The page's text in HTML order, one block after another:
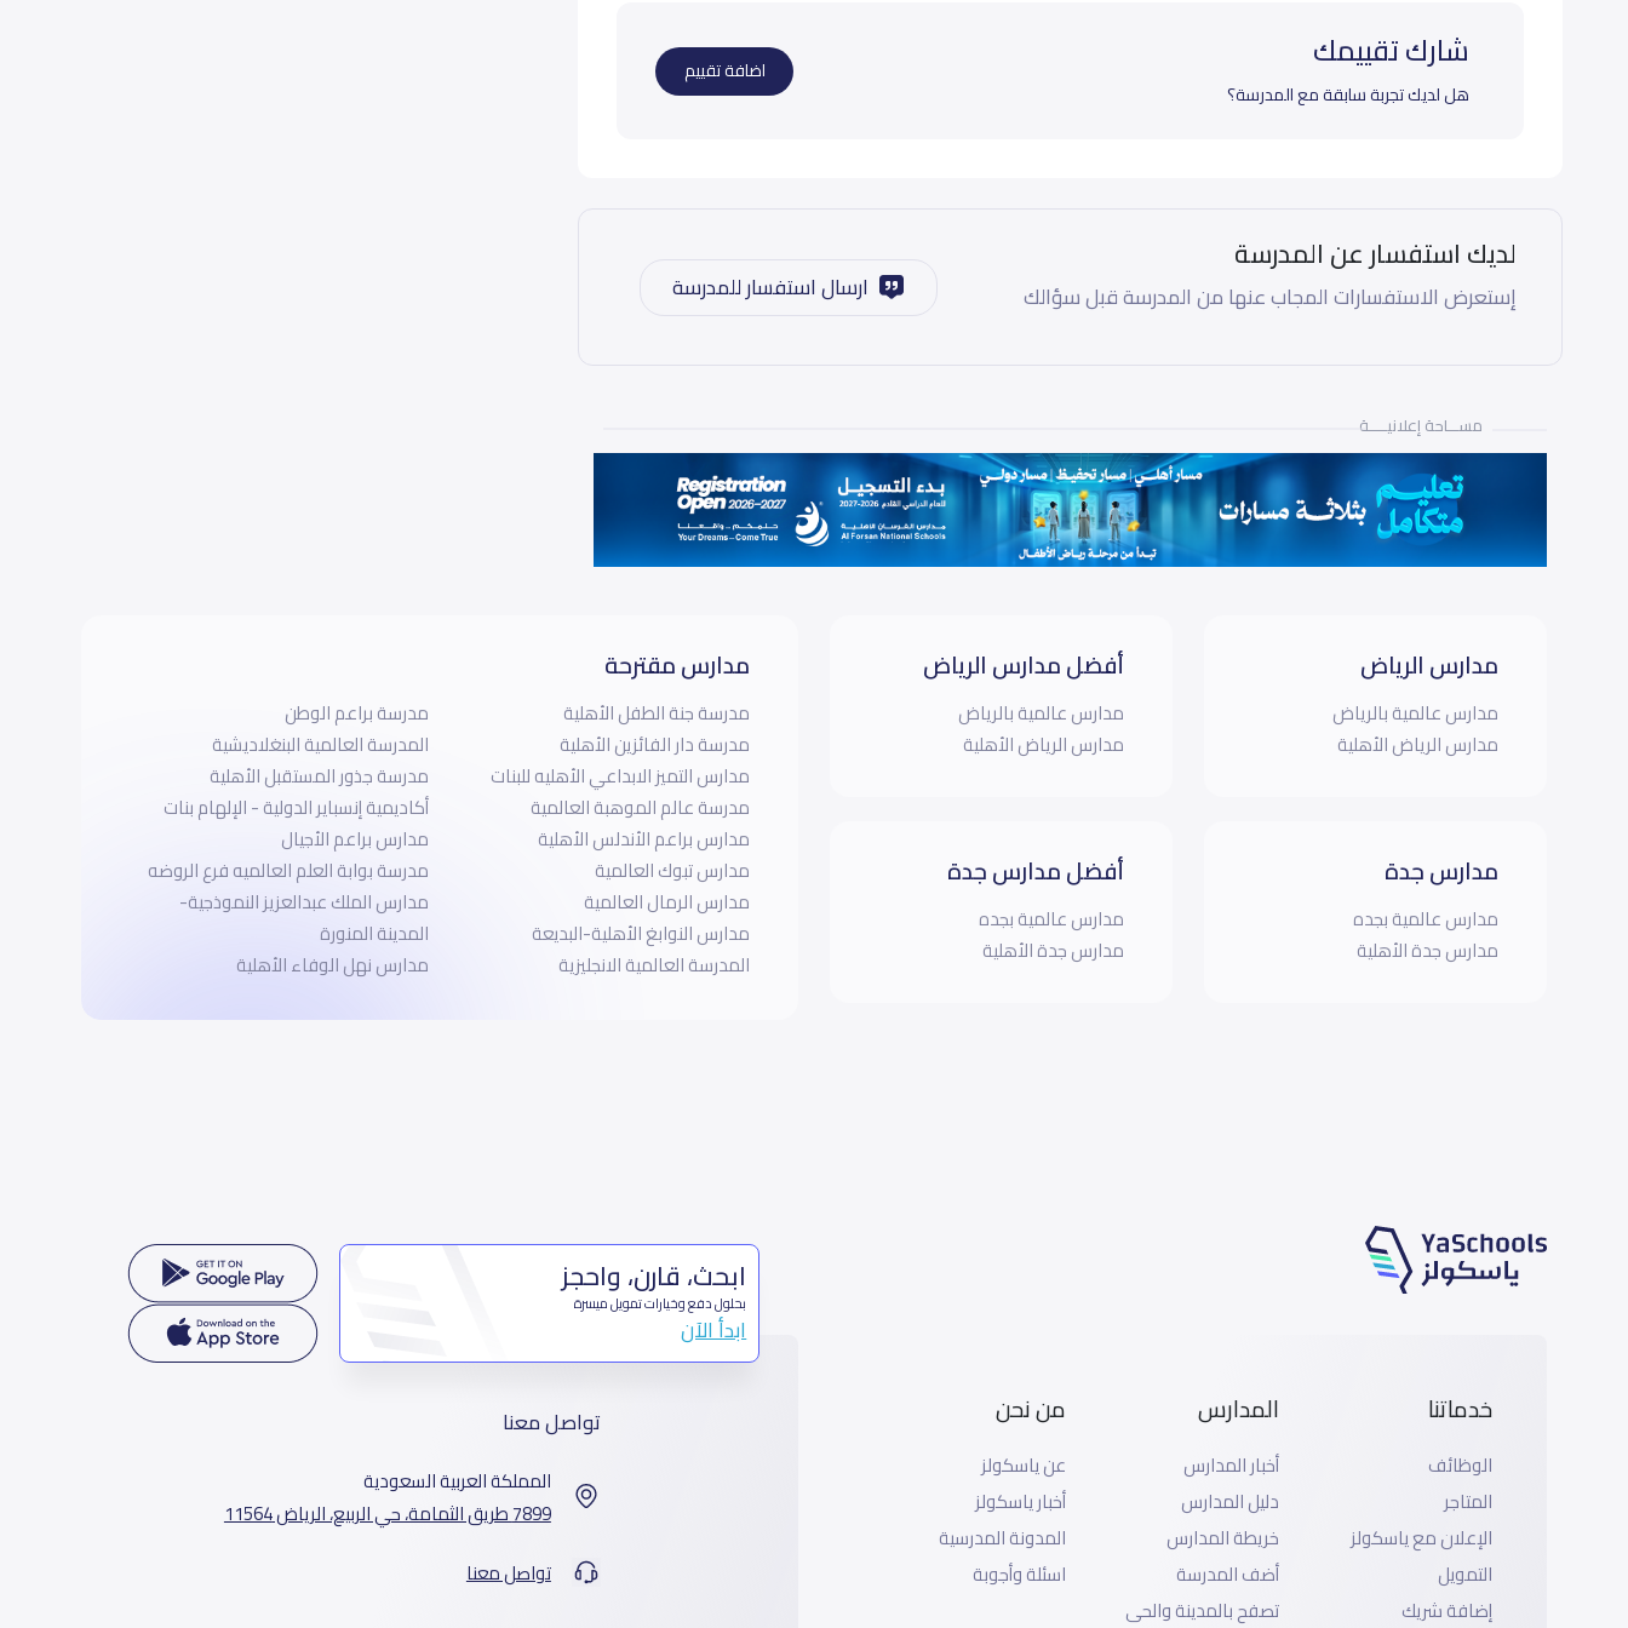
شارك تقييمك
هل لديك تجربة سابقة مع المدرسة؟
اضافة تقييم
لديك استفسار عن المدرسة
إستعرض الاستفسارات المجاب عنها من المدرسة قبل سؤالك ارسال استفسار للمدرسة
مســـاحة إعلانيـــــة
مدارس الرياض
مدارس عالمية بالرياض
مدارس الرياض الأهلية
مدارس جدة
مدارس عالمية بجده
مدارس جدة الأهلية
أفضل مدارس الرياض
مدارس عالمية بالرياض
مدارس الرياض الأهلية
أفضل مدارس جدة
مدارس عالمية بجده
مدارس جدة الأهلية
مدارس مقترحة
مدرسة جنة الطفل الأهلية
مدرسة دار الفائزين الأهلية
مدارس التميز الابداعي الأهليه للبنات
مدرسة عالم الموهبة العالمية
مدارس براعم الأندلس الأهلية
مدارس تبوك العالمية
مدارس الرمال العالمية
مدارس النوابغ الأهلية-البديعة
المدرسة العالمية الانجليزية
مدرسة براعم الوطن
المدرسة العالمية البنغلاديشية
مدرسة جذور المستقبل الأهلية
أكاديمية إنسباير الدولية - الإلهام بنات
مدارس براعم الأجيال
مدرسة بوابة العلم العالميه فرع الروضه
مدارس الملك عبدالعزيز النموذجية-
المدينة المنورة
مدارس نهل الوفاء الأهلية
خدماتنا
الوظائف
المتاجر
الإعلان مع ياسكولز
التمويل
إضافة شريك
المدارس
أخبار المدارس
دليل المدارس
خريطة المدارس
أضف المدرسة
تصفح بالمدينة والحى
من نحن
عن ياسكولز
أخبار ياسكولز
المدونة المدرسية
اسئلة وأجوبة
ابحث، قارن، واحجز
بحلول دفع وخيارات تمويل ميسرة
ابدأ الآن
تواصل معنا
المملكة العربية السعودية
7899 طريق الثمامة، حي الربيع، الرياض 11564
تواصل معنا